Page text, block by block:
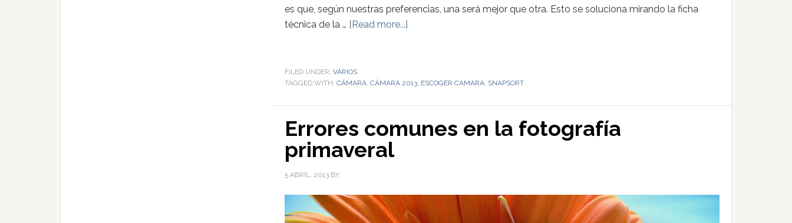
es que, según nuestras preferencias, una será mejor que otra. Esto se soluciona mirando la ficha
técnica de la … [Read more...]
FILED UNDER: VARIOS
TAGGED WITH: CÁMARA, CÁMARA 2013, ESCOGER CAMARA, SNAPSORT
Errores comunes en la fotografía
primaveral
5 ABRIL, 2013 BY